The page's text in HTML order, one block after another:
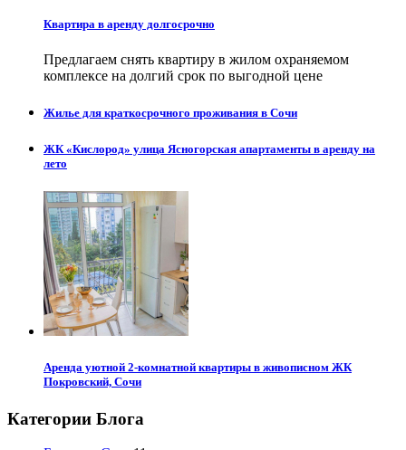
Квартира в аренду долгосрочно
Предлагаем снять квартиру в жилом охраняемом
комплексе на долгий срок по выгодной цене
Жилье для краткосрочного проживания в Сочи
ЖК «Кислород» улица Ясногорская апартаменты в аренду на
лето
Аренда уютной 2-комнатной квартиры в живописном ЖК
Покровский, Сочи
Категории Блога